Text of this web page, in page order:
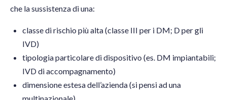
che la sussistenza di una:
classe di rischio più alta (classe III per i DM; D per gli
IVD)
tipologia particolare di dispositivo (es. DM impiantabili;
IVD di accompagnamento)
dimensione estesa dell’azienda (si pensi ad una